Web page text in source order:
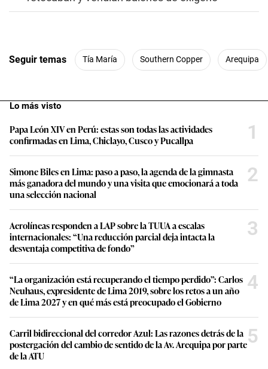
Seguir temas Tía María Southern Copper Arequipa
Lo más visto
Papa León XIV en Perú: estas son todas las actividades
confirmadas en Lima, Chiclayo, Cusco y Pucallpa
1
Simone Biles en Lima: paso a paso, la agenda de la gimnasta
más ganadora del mundo y una visita que emocionará a toda
una selección nacional
2
Aerolíneas responden a LAP sobre la TUUA a escalas
internacionales: “Una reducción parcial deja intacta la
desventaja competitiva de fondo”
3
“La organización está recuperando el tiempo perdido”: Carlos
Neuhaus, expresidente de Lima 2019, sobre los retos a un año
de Lima 2027 y en qué más está preocupado el Gobierno
4
Carril bidireccional del corredor Azul: Las razones detrás de la
postergación del cambio de sentido de la Av. Arequipa por parte
de la ATU
5